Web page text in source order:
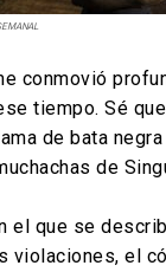
conmovió
tiempo. Sé
de bata
de
que se
violaciones, el